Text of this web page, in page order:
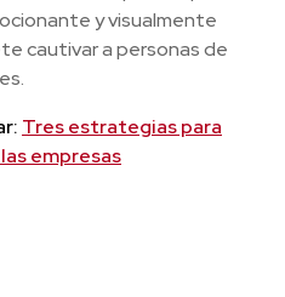
y visualmente
cautivar a personas de
Tres estrategias para
empresas